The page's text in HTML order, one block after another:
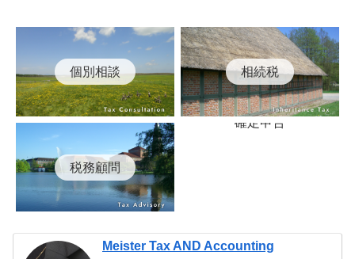
個別相談 相続税
税務顧問
確定申告
Meister Tax AND Accounting